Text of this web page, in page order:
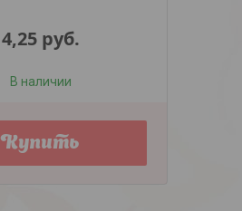
4,25 руб.
В наличии
Купить